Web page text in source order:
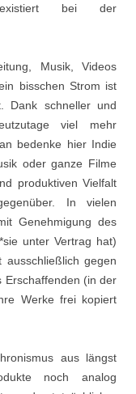
existiert bei der
Musik, Videos
bisschen Strom ist
Dank schneller und
viel mehr
bedenke hier Indie
oder ganze Filme
produktiven Vielfalt
In vielen
Genehmigung des
unter Vertrag hat)
gegen
Erschaffenden (in der
Werke frei kopiert
aus längst
noch analog